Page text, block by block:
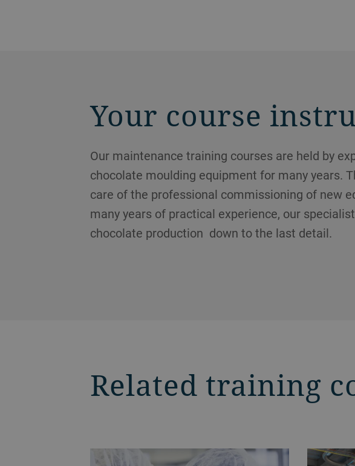
Your course
Our maintenance training courses are held by
chocolate moulding equipment for many years.
care of the professional commissioning of new
many years of practical experience, our
chocolate production down to the last detail.
Related training